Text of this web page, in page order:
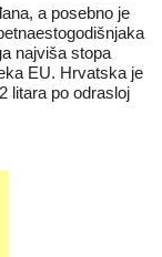
a posebno je
najviša stopa
EU. Hrvatska je
litara po odrasloj